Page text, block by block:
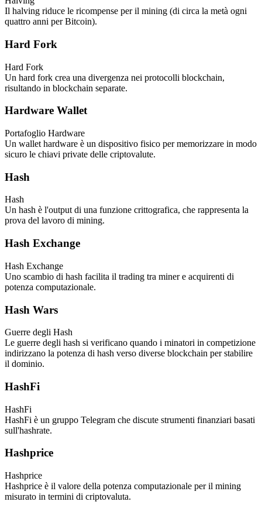
Il halving riduce le ricompense per il mining (di circa la metà ogni
quattro anni per Bitcoin).
Hard Fork
Hard Fork
Un hard fork crea una divergenza nei protocolli blockchain,
risultando in blockchain separate.
Hardware Wallet
Portafoglio Hardware
Un wallet hardware è un dispositivo fisico per memorizzare in modo
sicuro le chiavi private delle criptovalute.
Hash
Hash
Un hash è l'output di una funzione crittografica, che rappresenta la
prova del lavoro di mining.
Hash Exchange
Hash Exchange
Uno scambio di hash facilita il trading tra miner e acquirenti di
potenza computazionale.
Hash Wars
Guerre degli Hash
Le guerre degli hash si verificano quando i minatori in competizione
indirizzano la potenza di hash verso diverse blockchain per stabilire
il dominio.
HashFi
HashFi
HashFi è un gruppo Telegram che discute strumenti finanziari basati
sull'hashrate.
Hashprice
Hashprice
Hashprice è il valore della potenza computazionale per il mining
misurato in termini di criptovaluta.